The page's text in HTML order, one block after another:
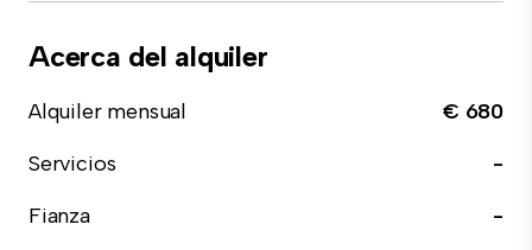
Acerca del alquiler
Alquiler mensual
€ 680
Servicios
-
Fianza
-